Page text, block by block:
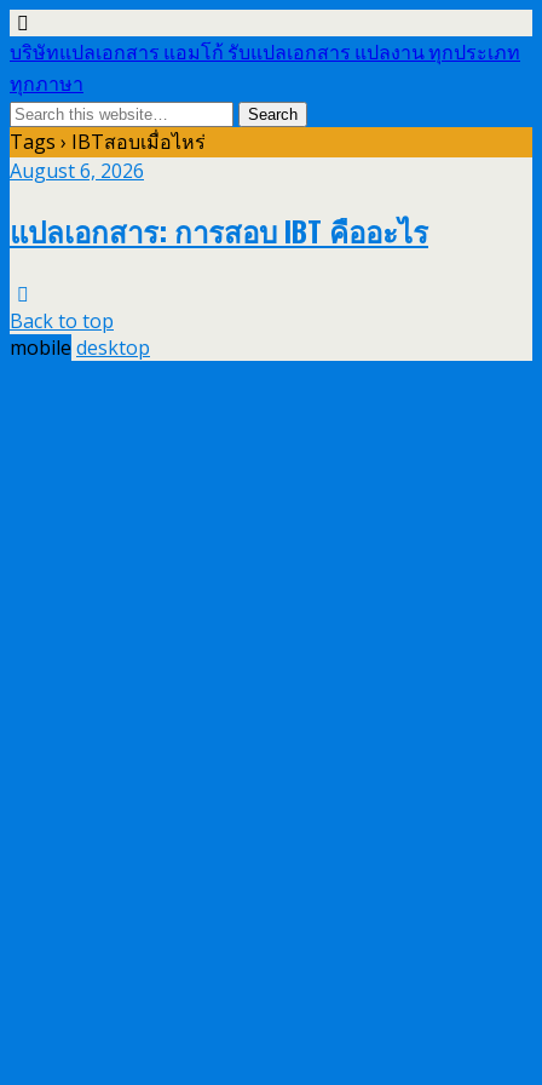
บริษัทแปลเอกสาร แอมโก้ รับแปลเอกสาร แปลงาน ทุกประเภท
ทุกภาษา
Tags › IBTสอบเมื่อไหร่
August 6, 2026
แปลเอกสาร: การสอบ IBT คืออะไร
Back to top
mobile desktop